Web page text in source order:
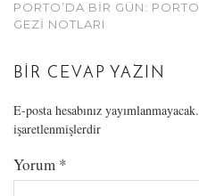
PORTO’DA BIR GÜN: PORTO
GEZI NOTLARI
BIR CEVAP YAZIN
E-posta hesabınız yayımlanmayacak.
işaretlenmişlerdir
Yorum *